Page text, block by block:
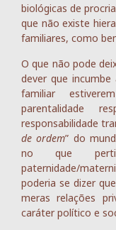
biológicas de
que não existe
familiares, como
O que não pode
dever que
familiar
parentalidade
responsabilidade
de ordem” do
no que
paternidade/
poderia se dizer
meras relações
caráter político e